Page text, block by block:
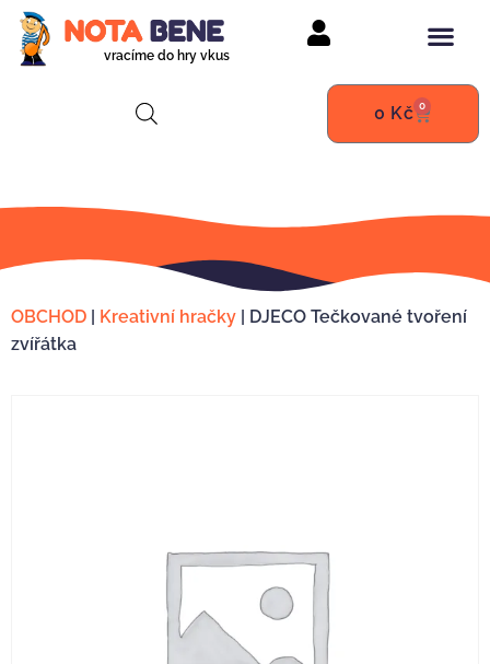
vracíme do hry vkus
0 Kč 0
OBCHOD | Kreativní hračky | DJECO Tečkované tvoření
zvířátka